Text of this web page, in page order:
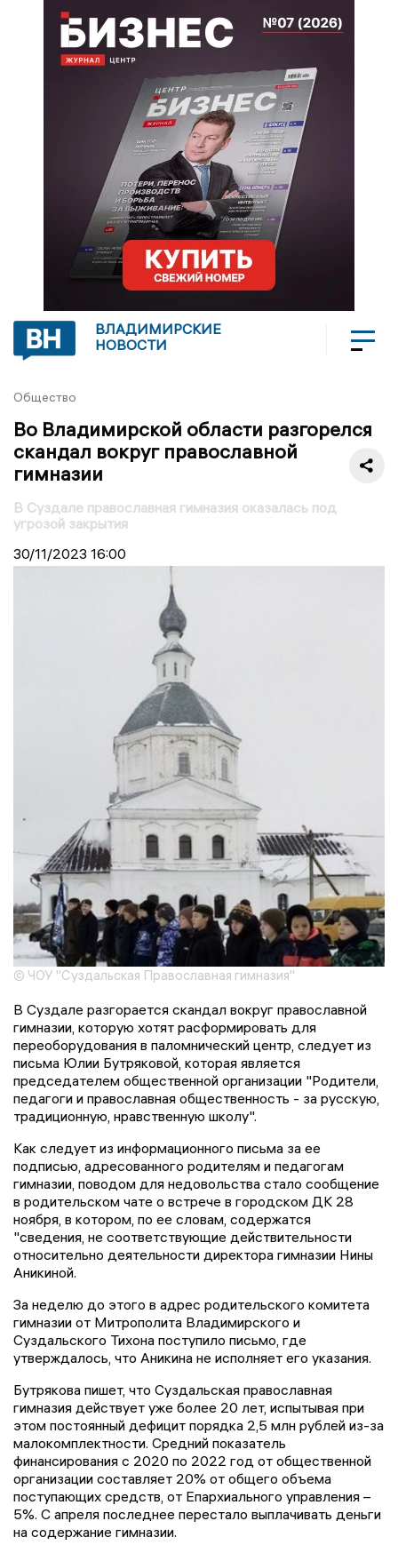
ВЛАДИМИРСКИЕ
НОВОСТИ
Общество
Во Владимирской области разгорелся
скандал вокруг православной
гимназии
В Суздале православная гимназия оказалась под
угрозой закрытия
30/11/2023 16:00
© ЧОУ "Суздальская Православная гимназия"
В Суздале разгорается скандал вокруг православной
гимназии, которую хотят расформировать для
переоборудования в паломнический центр, следует из
письма Юлии Бутряковой, которая является
председателем общественной организации "Родители,
педагоги и православная общественность - за русскую,
традиционную, нравственную школу".
Как следует из информационного письма за ее
подписью, адресованного родителям и педагогам
гимназии, поводом для недовольства стало сообщение
в родительском чате о встрече в городском ДК 28
ноября, в котором, по ее словам, содержатся
"сведения, не соответствующие действительности
относительно деятельности директора гимназии Нины
Аникиной.
За неделю до этого в адрес родительского комитета
гимназии от Митрополита Владимирского и
Суздальского Тихона поступило письмо, где
утверждалось, что Аникина не исполняет его указания.
Бутрякова пишет, что Суздальская православная
гимназия действует уже более 20 лет, испытывая при
этом постоянный дефицит порядка 2,5 млн рублей из-за
малокомплектности. Средний показатель
финансирования с 2020 по 2022 год от общественной
организации составляет 20% от общего объема
поступающих средств, от Епархиального управления –
5%. С апреля последнее перестало выплачивать деньги
на содержание гимназии.